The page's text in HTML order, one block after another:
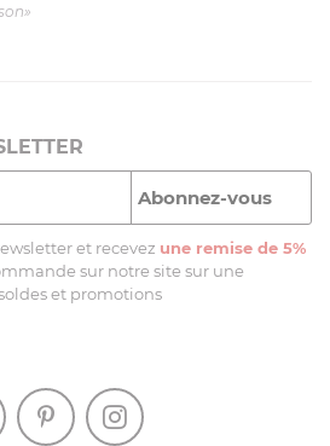
et recevez une remise de 5%
sur notre site sur une
et promotions